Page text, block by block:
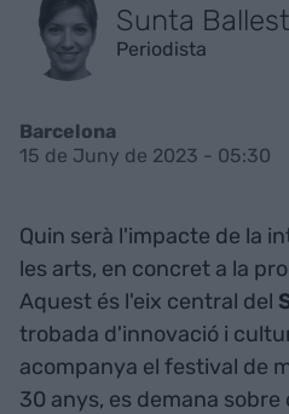
Sunta
Periodista
Barcelona
15 de Juny de 2023 - 05:30
Quin serà l'impacte de la
les arts, en concret a la
Aquest és l'eix central del
trobada d'innovació i
acompanya el festival de
30 anys, es demana sobre